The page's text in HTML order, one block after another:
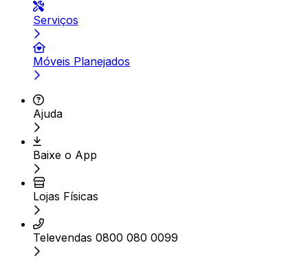
Serviços
Móveis Planejados
Ajuda
Baixe o App
Lojas Físicas
Televendas 0800 080 0099